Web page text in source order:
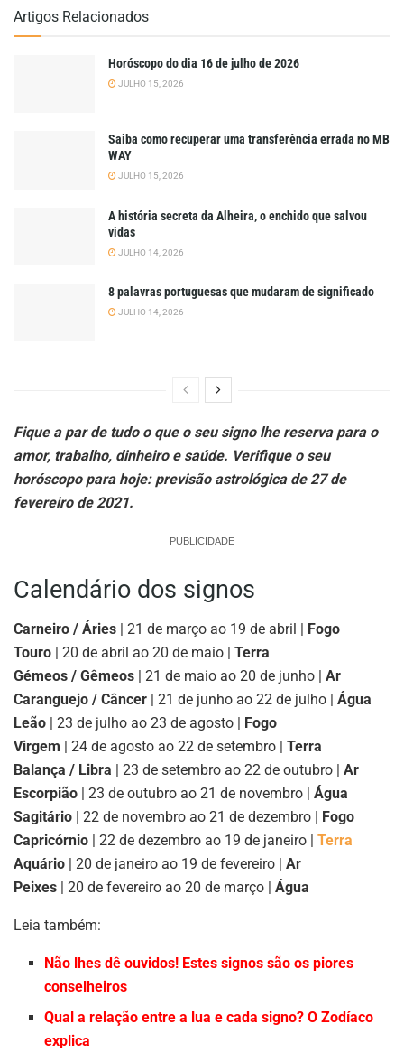
Artigos Relacionados
Horóscopo do dia 16 de julho de 2026
JULHO 15, 2026
Saiba como recuperar uma transferência errada no MB
WAY
JULHO 15, 2026
A história secreta da Alheira, o enchido que salvou
vidas
JULHO 14, 2026
8 palavras portuguesas que mudaram de significado
JULHO 14, 2026
Fique a par de tudo o que o seu signo lhe reserva para o
amor, trabalho, dinheiro e saúde. Verifique o seu
horóscopo para hoje: previsão astrológica de 27 de
fevereiro de 2021.
PUBLICIDADE
Calendário dos signos
Carneiro / Áries | 21 de março ao 19 de abril |
Fogo
Touro | 20 de abril ao 20 de maio | Terra
Gémeos / Gêmeos | 21 de maio ao 20 de junho | Ar
Caranguejo / Câncer | 21 de junho ao 22 de julho | Água
Leão | 23 de julho ao 23 de agosto |
Fogo
Virgem | 24 de agosto ao 22 de setembro | Terra
Balança / Libra | 23 de setembro ao 22 de outubro | Ar
Escorpião | 23 de outubro ao 21 de novembro | Água
Sagitário | 22 de novembro ao 21 de dezembro |
Fogo
Capricórnio | 22 de dezembro ao 19 de janeiro | Terra
Aquário | 20 de janeiro ao 19 de fevereiro | Ar
Peixes | 20 de fevereiro ao 20 de março | Água
Leia também:
Não lhes dê ouvidos! Estes signos são os piores
conselheiros
Qual a relação entre a lua e cada signo? O Zodíaco
explica